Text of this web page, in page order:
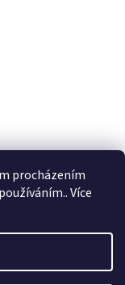
procházením
Více